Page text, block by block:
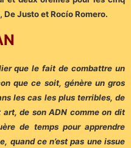
Justo et Rocío Romero.
que le fait de combattre un
que ce soit, génère un gros
les cas les plus terribles, de
art, de son ADN comme on dit
de temps pour apprendre
quand ce n’est pas une issue